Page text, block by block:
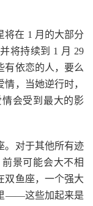
将在 1 月的大部分
将持续到 1 月 29
有依恋的人，要么
，当她逆行时，
会受到最大的影
。对于其他所有迹
景可能会大不相
鱼座，一个强大
——这些加起来是